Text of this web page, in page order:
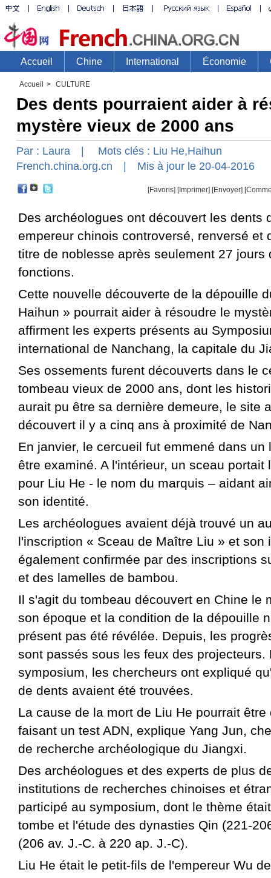
Accueil > CULTURE
Des dents pourraient aider à
mystère vieux de 2000 ans
Par : Laura | Mots clés : Liu He,Haihun
French.china.org.cn | Mis à jour le 20-04-2016
[Favoris] [Imprimer] [Envoyer]
Des archéologues ont découvert les dents
empereur chinois controversé, renversé et
titre de noblesse après seulement 27 jours
fonctions.
Cette nouvelle découverte de la dépouille
Haihun » pourrait aider à résoudre le
affirment les experts présents au
international de Nanchang, la capitale du
Ses ossements furent découverts dans le
tombeau vieux de 2000 ans, dont les
aurait pu être sa dernière demeure, le site
découvert il y a cinq ans à proximité de
En janvier, le cercueil fut emmené dans un
être examiné. A l'intérieur, un sceau portait
pour Liu He - le nom du marquis – aidant
son identité.
Les archéologues avaient déjà trouvé un
l'inscription « Sceau de Maître Liu » et son
également confirmée par des inscriptions
et des lamelles de bambou.
Il s'agit du tombeau découvert en Chine le
son époque et la condition de la dépouille
présent pas été révélée. Depuis, les
sont passés sous les feux des projecteurs.
symposium, les chercheurs ont expliqué
de dents avaient été trouvées.
La cause de la mort de Liu He pourrait être
faisant un test ADN, explique Yang Jun,
de recherche archéologique du Jiangxi.
Des archéologues et des experts de plus
institutions de recherches chinoises et
participé au symposium, dont le thème
tombe et l'étude des dynasties Qin (221-
(206 av. J.-C. à 220 ap. J.-C).
Liu He était le petit-fils de l'empereur Wu